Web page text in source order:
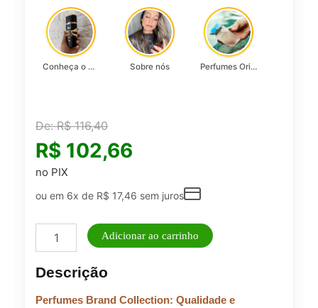
Conheça o Asad, da Lattafa… Sobre nós Perfumes Originais
De:R$116,40
R$ 102,66
no PIX
ou em 6x de R$ 17,46 sem juros
Masculino
Collection
N°
Adicionar ao carrinho
Descrição
Perfumes Brand Collection: Qualidade e